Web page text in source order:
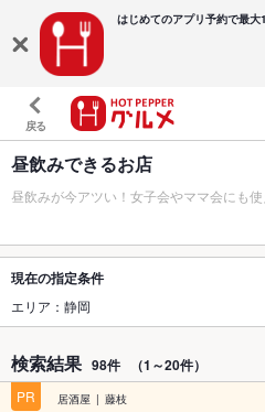
はじめてのアプリ予約で最大
戻る
昼飲みできるお店
昼飲みが今アツい！女子会やママ会にも
現在の指定条件
エリア：静岡
検索結果 98件 （1～20件）
PR 居酒屋 藤枝